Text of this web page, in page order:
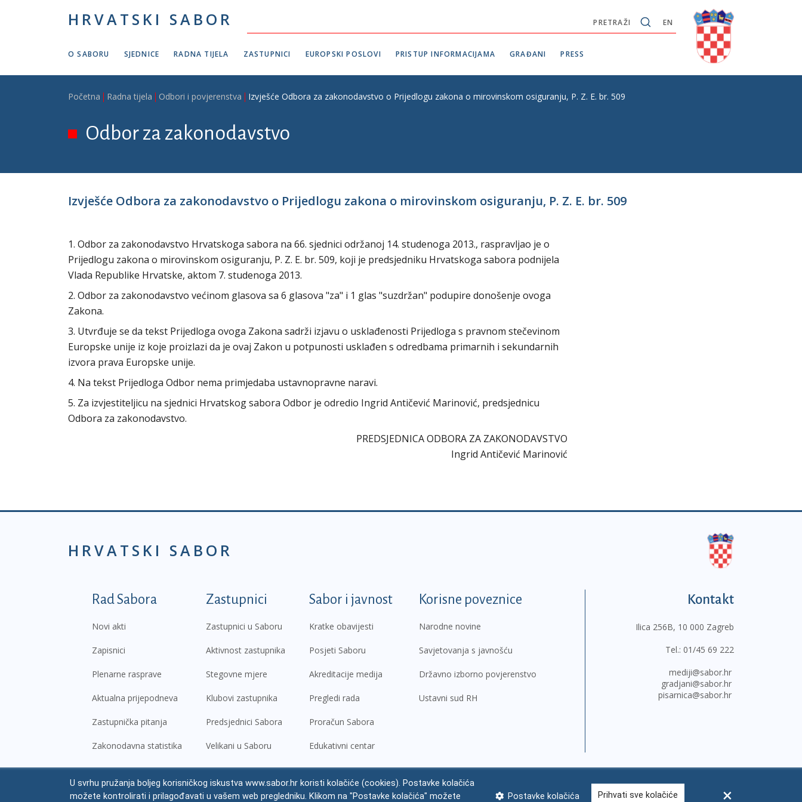
HRVATSKI SABOR EN
PRETRAŽI
O SABORU SJEDNICE RADNA TIJELA ZASTUPNICI EUROPSKI POSLOVI PRISTUP INFORMACIJAMA GRAĐANI PRESS
Breadcrumb
Početna Radna tijela Odbori i povjerenstva Izvješće Odbora za zakonodavstvo o Prijedlogu zakona o mirovinskom osiguranju, P. Z. E. br. 509
Odbor za zakonodavstvo
Izvješće Odbora za zakonodavstvo o Prijedlogu zakona o mirovinskom osiguranju, P. Z. E. br. 509
1. Odbor za zakonodavstvo Hrvatskoga sabora na 66. sjednici održanoj 14. studenoga 2013., raspravljao je o
Prijedlogu zakona o mirovinskom osiguranju, P. Z. E. br. 509, koji je predsjedniku Hrvatskoga sabora podnijela
Vlada Republike Hrvatske, aktom 7. studenoga 2013.
2. Odbor za zakonodavstvo većinom glasova sa 6 glasova "za" i 1 glas "suzdržan" podupire donošenje ovoga
Zakona.
3. Utvrđuje se da tekst Prijedloga ovoga Zakona sadrži izjavu o usklađenosti Prijedloga s pravnom stečevinom
Europske unije iz koje proizlazi da je ovaj Zakon u potpunosti usklađen s odredbama primarnih i sekundarnih
izvora prava Europske unije.
4. Na tekst Prijedloga Odbor nema primjedaba ustavnopravne naravi.
5. Za izvjestiteljicu na sjednici Hrvatskog sabora Odbor je odredio Ingrid Antičević Marinović, predsjednicu
Odbora za zakonodavstvo.
PREDSJEDNICA ODBORA ZA ZAKONODAVSTVO
Ingrid Antičević Marinović
HRVATSKI SABOR
Podnožje prvi izbornik
Rad Sabora
Novi akti
Zapisnici
Plenarne rasprave
Aktualna prijepodneva
Zastupnička pitanja
Zakonodavna statistika
Zastupnici
Zastupnici u Saboru
Aktivnost zastupnika
Stegovne mjere
Klubovi zastupnika
Predsjednici Sabora
Velikani u Saboru
Sabor i javnost
Kratke obavijesti
Posjeti Saboru
Akreditacije medija
Pregledi rada
Proračun Sabora
Edukativni centar
Korisne poveznice
Narodne novine
Savjetovanja s javnošću
Državno izborno povjerenstvo
Ustavni sud RH
Kontakt
Ilica 256B, 10 000 Zagreb
Tel.: 01/45 69 222
mediji@sabor.hr
gradjani@sabor.hr
pisarnica@sabor.hr
© Hrvatski sabor, 2026 Pravne napomene Izjava o pristupačnosti Zaštita osobnih podataka Impressum Česta pitanja Kontakti Mapa weba
U svrhu pružanja boljeg korisničkog iskustva www.sabor.hr koristi kolačiće (cookies). Postavke kolačića
možete kontrolirati i prilagođavati u vašem web pregledniku. Klikom na "Postavke kolačića" možete
Postavke kolačića Prihvati sve kolačiće